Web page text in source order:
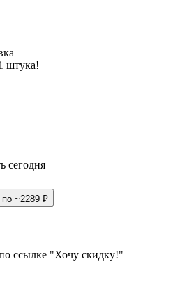
штука!
сегодня
~2289 ₽
ссылке "Хочу скидку!"